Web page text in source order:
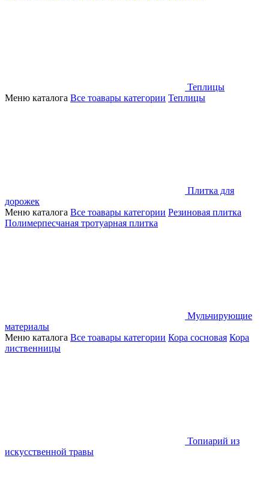
Теплицы
Меню каталога Все тоавары категории Теплицы
Плитка для
дорожек
Меню каталога Все тоавары категории Резиновая плитка
Полимерпесчаная тротуарная плитка
Мульчирующие
материалы
Меню каталога Все тоавары категории Кора сосновая Кора
лиственницы
Топиарий из
искусственной травы